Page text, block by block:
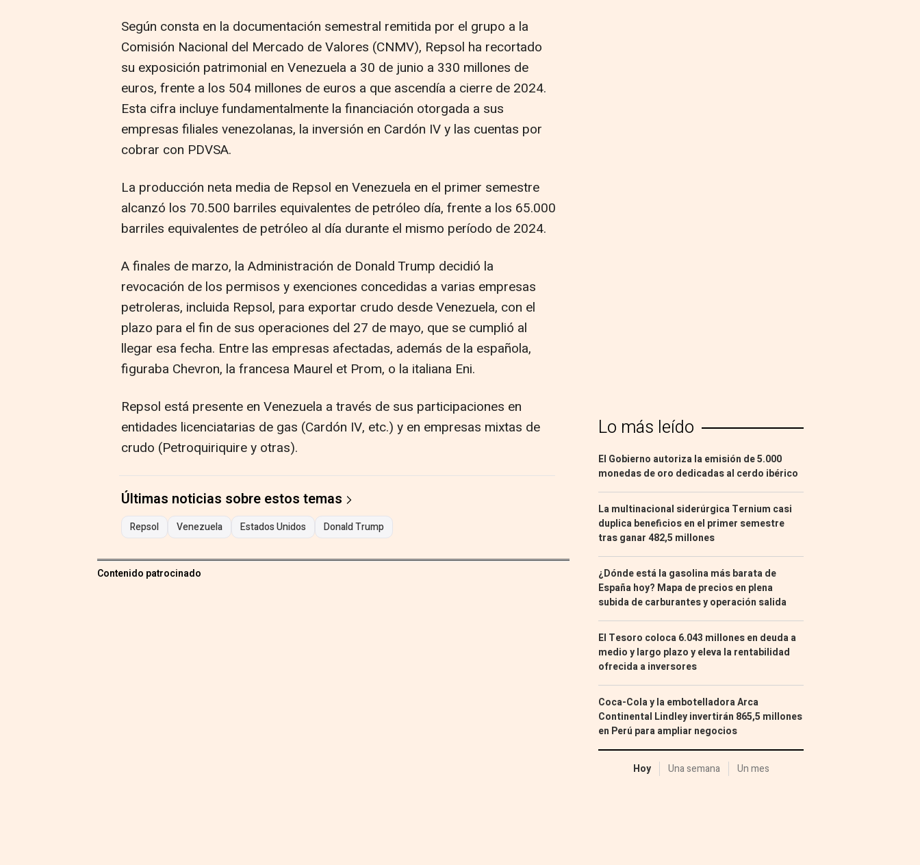
Según consta en la documentación semestral remitida por el grupo a la
Comisión Nacional del Mercado de Valores (CNMV), Repsol ha recortado
su exposición patrimonial en Venezuela a 30 de junio a 330 millones de
euros, frente a los 504 millones de euros a que ascendía a cierre de 2024.
Esta cifra incluye fundamentalmente la financiación otorgada a sus
empresas filiales venezolanas, la inversión en Cardón IV y las cuentas por
cobrar con PDVSA.
La producción neta media de Repsol en Venezuela en el primer semestre
alcanzó los 70.500 barriles equivalentes de petróleo día, frente a los 65.000
barriles equivalentes de petróleo al día durante el mismo período de 2024.
A finales de marzo, la Administración de Donald Trump decidió la
revocación de los permisos y exenciones concedidas a varias empresas
petroleras, incluida Repsol, para exportar crudo desde Venezuela, con el
plazo para el fin de sus operaciones del 27 de mayo, que se cumplió al
llegar esa fecha. Entre las empresas afectadas, además de la española,
figuraba Chevron, la francesa Maurel et Prom, o la italiana Eni.
Repsol está presente en Venezuela a través de sus participaciones en
entidades licenciatarias de gas (Cardón IV, etc.) y en empresas mixtas de
crudo (Petroquiriquire y otras).
Últimas noticias sobre estos temas
Repsol Venezuela Estados Unidos Donald Trump
Contenido patrocinado
Lo más leído
El Gobierno autoriza la emisión de 5.000
monedas de oro dedicadas al cerdo ibérico
La multinacional siderúrgica Ternium casi
duplica beneficios en el primer semestre
tras ganar 482,5 millones
¿Dónde está la gasolina más barata de
España hoy? Mapa de precios en plena
subida de carburantes y operación salida
El Tesoro coloca 6.043 millones en deuda a
medio y largo plazo y eleva la rentabilidad
ofrecida a inversores
Coca-Cola y la embotelladora Arca
Continental Lindley invertirán 865,5 millones
en Perú para ampliar negocios
Hoy Una semana Un mes